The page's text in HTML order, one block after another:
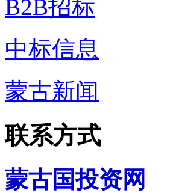
B2B招标
中标信息
蒙古新闻
联系方式
蒙古国投资网